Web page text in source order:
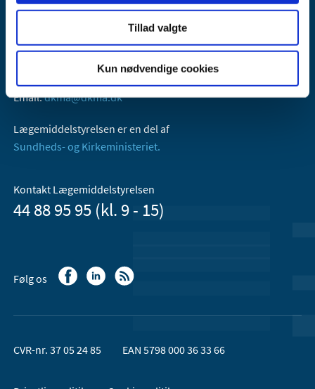
Tillad valgte
Kun nødvendige cookies
Lægemiddelstyrelsen
Axel Heides Gade 1
Email:dkma@dkma.dk
Lægemiddelstyrelsen er en del af
Sundheds- og Kirkeministeriet.
Kontakt Lægemiddelstyrelsen
44 88 95 95 (kl. 9 - 15)
Følg os
CVR-nr. 37 05 24 85 EAN 5798 000 36 33 66